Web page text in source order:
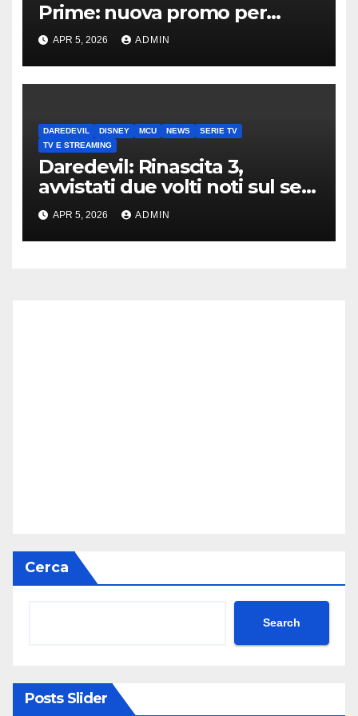
Prime: nuova promo per
clienti TIM
APR 5, 2026 ADMIN
DAREDEVIL DISNEY MCU NEWS
SERIE TV
TV E STREAMING
Daredevil: Rinascita 3,
avvistati due volti noti sul set
di New York
APR 5, 2026 ADMIN
Cerca
Search
Posts Slider